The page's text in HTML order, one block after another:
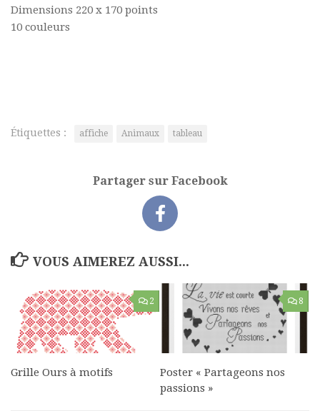
Dimensions 220 x 170 points
10 couleurs
Étiquettes : affiche Animaux tableau
Partager sur Facebook
VOUS AIMEREZ AUSSI...
2
Grille Ours à motifs
8
Poster « Partageons nos
passions »